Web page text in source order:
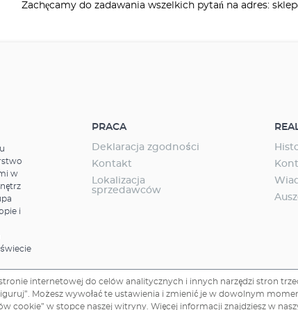
Zachęcamy do zadawania wszelkich pytań na adres:
w
i
PRACA
Deklaracja zgodności
Kontakt
Lokalizacja
sprzedawców
internetowej do celów analitycznych i innych narzędzi stron
Możesz wywołać te ustawienia i zmienić je w dowolnym
cookie” w stopce naszej witryny. Więcej informacji znajdziesz w